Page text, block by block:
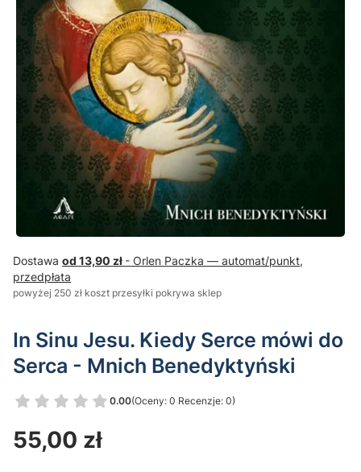
Dostawa od 13,90 zł - Orlen Paczka — automat/punkt,
przedpłata
powyżej 250 zł koszt przesyłki pokrywa sklep
In Sinu Jesu. Kiedy Serce mówi do
Serca - Mnich Benedyktyński
0.00(Oceny: 0 Recenzje: 0)
Przejdź do sekcji Opinie
Cena
55,00 zł